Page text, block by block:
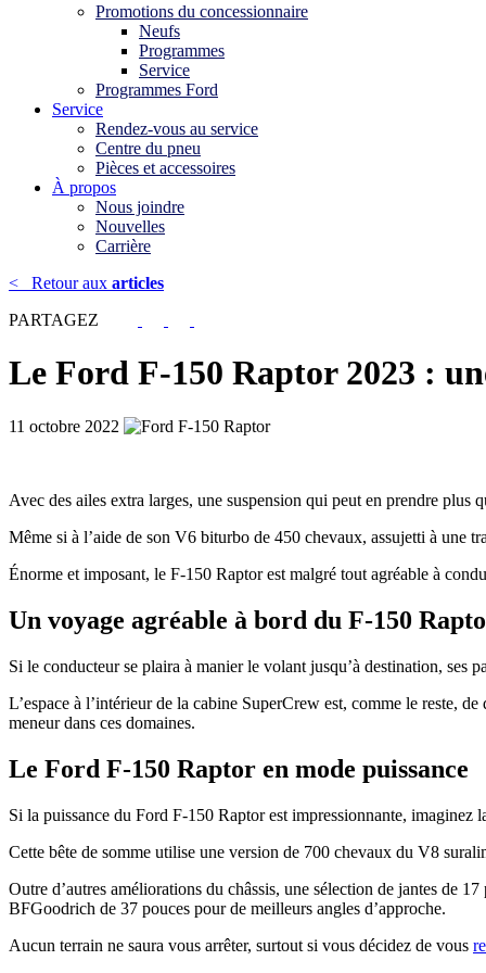
Promotions du concessionnaire
Neufs
Programmes
Service
Programmes Ford
Service
Rendez-vous au service
Centre du pneu
Pièces et accessoires
À propos
Nous joindre
Nouvelles
Carrière
<
Retour aux articles
PARTAGEZ
Le Ford F-150 Raptor 2023 :
11 octobre 2022
Avec des ailes extra larges, une suspension qui peut en prendre
Même si à l’aide de son V6 biturbo de 450 chevaux, assujetti à une
Énorme et imposant, le F-150 Raptor est malgré tout agréable à
Un voyage agréable à bord du F-150
Si le conducteur se plaira à manier le volant jusqu’à destination,
L’espace à l’intérieur de la cabine SuperCrew est, comme le reste,
meneur dans ces domaines.
Le Ford F-150 Raptor en mode puissance
Si la puissance du Ford F-150 Raptor est impressionnante, imaginez
Cette bête de somme utilise une version de 700 chevaux du V8
Outre d’autres améliorations du châssis, une sélection de jantes de
BFGoodrich de 37 pouces pour de meilleurs angles d’approche.
Aucun terrain ne saura vous arrêter, surtout si vous décidez de vous